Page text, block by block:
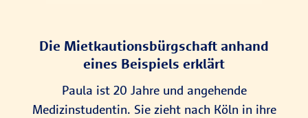
Die Mietkautionsbürgschaft anhand
eines Beispiels erklärt
Paula ist 20 Jahre und angehende
Medizinstudentin. Sie zieht nach Köln in ihre